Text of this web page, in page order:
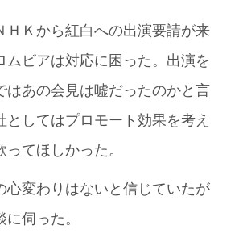
ＨＫから紅白への出演要請が来
ムビアは対応に困った。出演を
はあの会見は嘘だったのかと言
としてはプロモート効果を考え
てほしかった。
心変わりはないと信じていたが
伺った。